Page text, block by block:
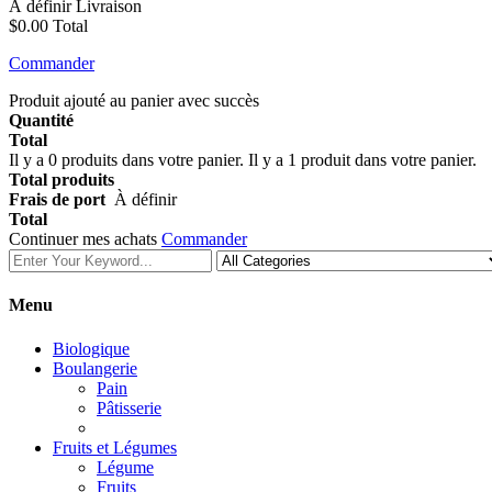
À définirLivraison
$0.00 Total
Commander
Produit ajouté au panier avec succès
Quantité
Total
Il y a 0 produits dans votre panier. Il y a 1 produit dans votre panier.
Total produits
Frais de port À définir
Total
Continuer mes achats Commander
Menu
Biologique
Boulangerie
Pain
Pâtisserie
Fruits et Légumes
Légume
Fruits